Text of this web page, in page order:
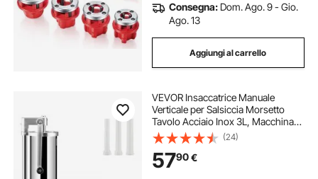
Consegna: Dom. Ago. 9 - Gio.
Ago. 13
Aggiungi al carrello
VEVOR Insaccatrice Manuale
Verticale per Salsiccia Morsetto
Tavolo Acciaio Inox 3L, Macchina
per Insaccare Salsicce Manuale da
Tavolo Capienza 3L in Acciaio
Inossidabile 3 Tubi di Riempimento
Inclusi
(24)
5790€